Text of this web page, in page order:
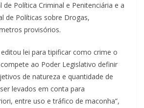
de Política Criminal e Penitenciária e a
de Políticas sobre Drogas,
provisórios.
lei para tipificar como crime o
ao Poder Legislativo definir
de natureza e quantidade de
levados em conta para
entre uso e tráfico de maconha”,